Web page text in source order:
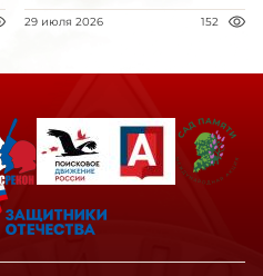
29 июля 2026 152